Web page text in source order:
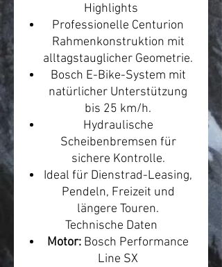
Highlights
Professionelle Centurion
Rahmenkonstruktion mit
alltagstauglicher Geometrie.
Bosch E-Bike-System mit
natürlicher Unterstützung
bis 25 km/h.
Hydraulische
Scheibenbremsen für
sichere Kontrolle.
Ideal für Dienstrad-Leasing,
Pendeln, Freizeit und
längere Touren.
Technische Daten
Motor: Bosch Performance
Line SX